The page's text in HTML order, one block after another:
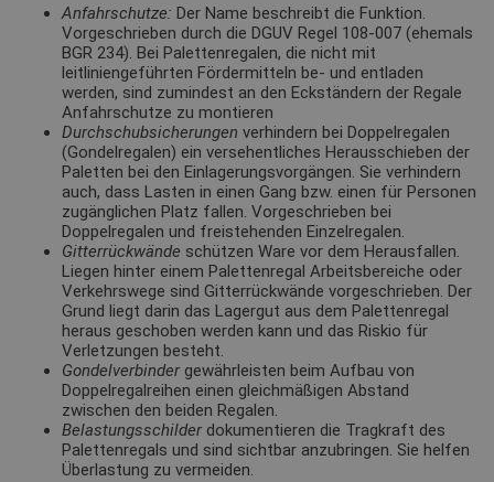
Anfahrschutze: Der Name beschreibt die Funktion.
Vorgeschrieben durch die DGUV Regel 108-007 (ehemals
BGR 234). Bei Palettenregalen, die nicht mit
leitliniengeführten Fördermitteln be- und entladen
werden, sind zumindest an den Eckständern der Regale
Anfahrschutze zu montieren
Durchschubsicherungen verhindern bei Doppelregalen
(Gondelregalen) ein versehentliches Herausschieben der
Paletten bei den Einlagerungsvorgängen. Sie verhindern
auch, dass Lasten in einen Gang bzw. einen für Personen
zugänglichen Platz fallen. Vorgeschrieben bei
Doppelregalen und freistehenden Einzelregalen.
Gitterrückwände schützen Ware vor dem Herausfallen.
Liegen hinter einem Palettenregal Arbeitsbereiche oder
Verkehrswege sind Gitterrückwände vorgeschrieben. Der
Grund liegt darin das Lagergut aus dem Palettenregal
heraus geschoben werden kann und das Riskio für
Verletzungen besteht.
Gondelverbinder gewährleisten beim Aufbau von
Doppelregalreihen einen gleichmäßigen Abstand
zwischen den beiden Regalen.
Belastungsschilder dokumentieren die Tragkraft des
Palettenregals und sind sichtbar anzubringen. Sie helfen
Überlastung zu vermeiden.